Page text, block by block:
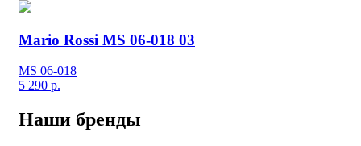
Mario Rossi MS 06-018 03
MS 06-018
5 290 р.
Наши бренды